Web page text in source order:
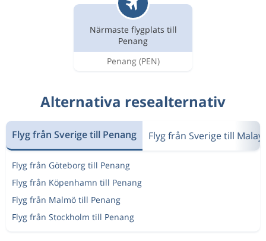
Närmaste flygplats till
Penang
Penang (PEN)
Alternativa resealternativ
Flyg från Sverige till Penang Flyg från Sverige till
Flyg från Göteborg till Penang
Flyg från Köpenhamn till Penang
Flyg från Malmö till Penang
Flyg från Stockholm till Penang